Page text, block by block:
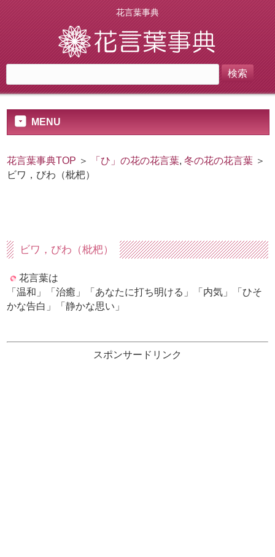
花言葉事典
MENU
花言葉事典TOP ＞ 「ひ」の花の花言葉,冬の花の花言葉 ＞
ビワ，びわ（枇杷）
ビワ，びわ（枇杷）
花言葉は
「温和」「治癒」「あなたに打ち明ける」「内気」「ひそ
かな告白」「静かな思い」
スポンサードリンク